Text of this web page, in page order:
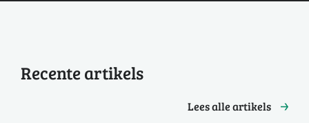
Recente artikels
Lees alle artikels